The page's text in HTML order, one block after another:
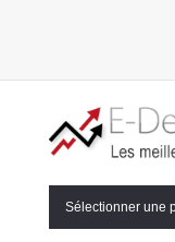
Sélectionner une